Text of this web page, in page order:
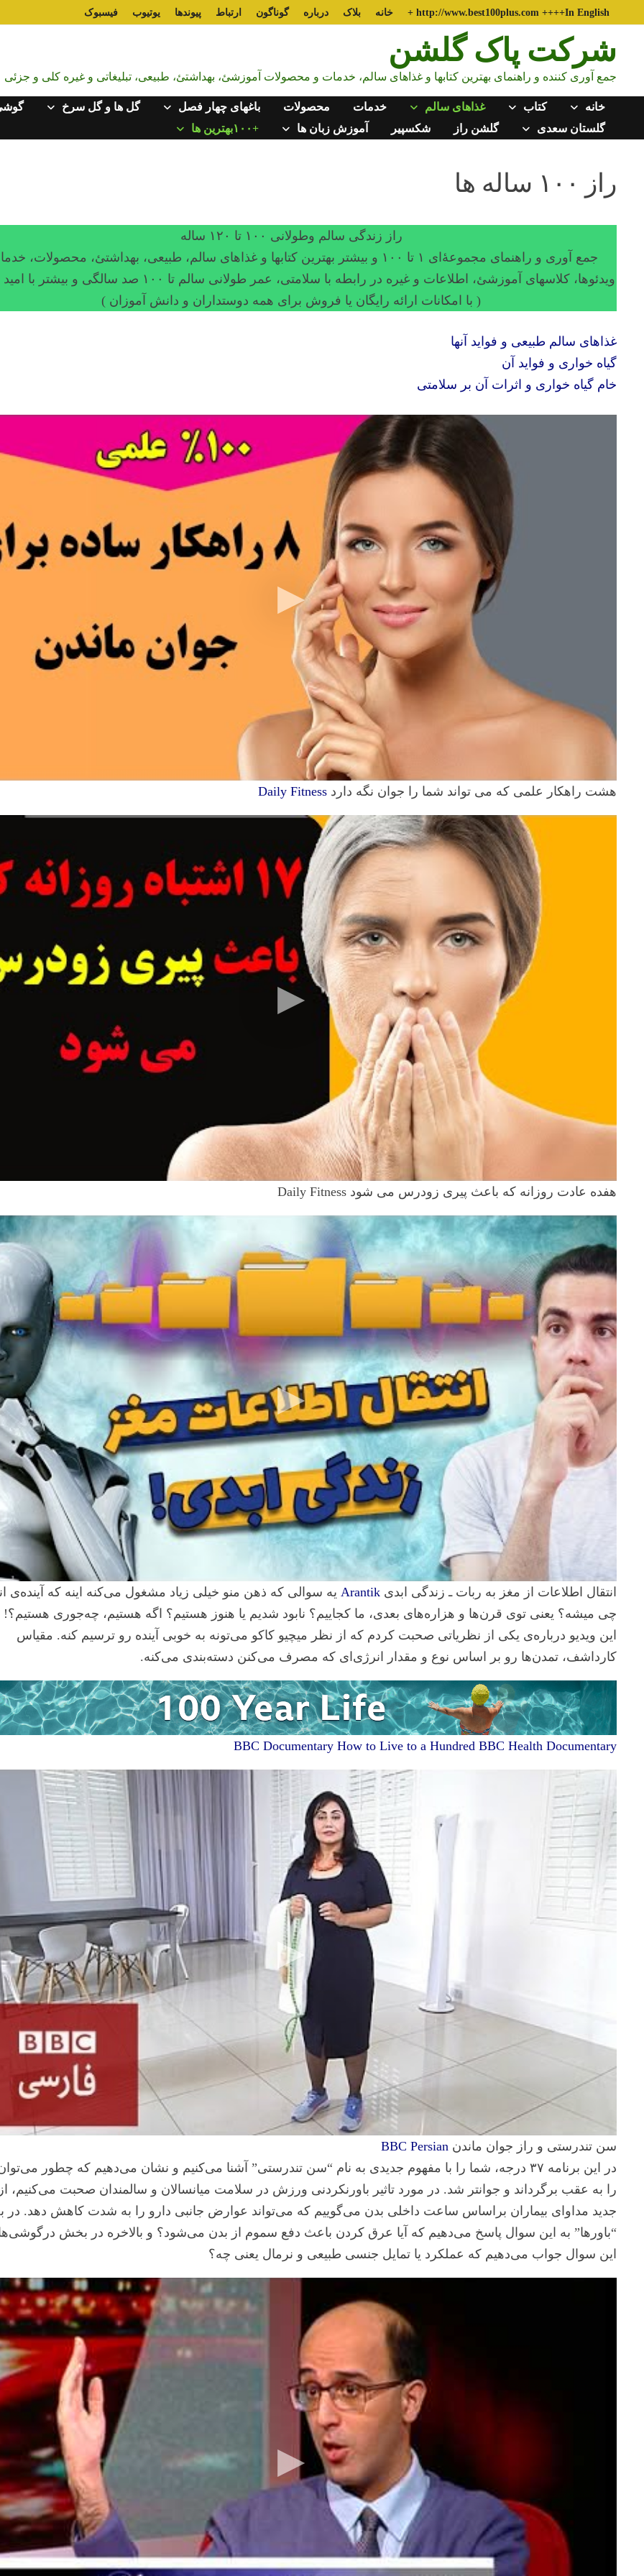
to
content
http://www.best100plus.com ++++In English + خانه بلاک درباره گوناگون ارتباط پیوندها یوتیوب فیسبوک
شرکت پاک گلشن
جمع آوری کننده و راهنمای بهترین کتابها و غذاهای سالم، خدمات و محصولات آموزشئ، بهداشتئ، طبیعی، تبلیغاتی و غیره کلی و جزئی
خانه کتاب غذاهای سالم خدمات محصولات باغهای چهار فصل گل ها و گل سرخ
گلستان سعدی
گلشن راز شکسپیر آموزش زبان ها +۱۰۰بهترین ها
راز ۱۰۰ ساله ها
راز زندگی سالم وطولانی ۱۰۰ تا ۱۲۰ ساله
جمع آوری و راهنمای مجموعۀای ۱ تا ۱۰۰ و بیشتر بهترین کتابها و غذاهای سالم، طبیعی، بهداشتئ، محصولات،
ویدئوها، کلاسهای آموزشئ، اطلاعات و غیره در رابطه با سلامتی، عمر طولانی سالم تا ۱۰۰ صد سالگی و بیشتر با امید به خدا
( با امکانات ارائه رایگان یا فروش برای همه دوستداران و دانش آموزان )
غذاهای سالم طبیعی و فواید آنها
گیاه خواری و فواید آن
خام گیاه خواری و اثرات آن بر سلامتی
هشت راهکار علمی که می تواند شما را جوان نگه داردDaily Fitness
هفده عادت روزانه که باعث پیری زودرس می شود Daily Fitness
انتقال اطلاعات از مغز به ربات ـ زندگی ابدیArantik یه سوالی که ذهن منو خیلی زیاد مشغول می‌کنه اینه که آینده‌ی
چی میشه؟ یعنی توی قرن‌ها و هزاره‌های بعدی، ما کجاییم؟ نابود شدیم یا هنوز هستیم؟ اگه هستیم، چه‌جوری
این ویدیو درباره‌ی یکی از نظریاتی صحبت کردم که از نظر میچیو کاکو می‌تونه به خوبی آینده رو ترسیم کنه. مقیاس
کارداشف، تمدن‌ها رو بر اساس نوع و مقدار انرژی‌ای که مصرف می‌کنن دسته‌بندی می‌کنه.
BBC Documentary How to Live to a Hundred BBC Health Documentary
سن تندرستى و راز جوان ماندنBBC Persian
در این برنامه ۳۷ درجه، شما را با مفهوم جدیدی به نام “سن تندرستی” آشنا می‌کنیم و نشان می‌دهیم که چطور
را به عقب برگرداند و جوانتر شد. در مورد تاثیر باورنکردنی ورزش در سلامت میانسالان و سالمندان صحبت می‌کنیم،
جدید مداوای بیماران براساس ساعت داخلی بدن می‌گوییم که می‌تواند عوارض جانبی دارو را به شدت کاهش دهد.
“باورها” به این سوال پاسخ می‌دهیم که آیا عرق کردن باعث دفع سموم از بدن می‌شود؟ و بالاخره در بخش
این سوال جواب می‌دهیم که عملکرد یا تمایل جنسی طبیعی و نرمال یعنی چه؟